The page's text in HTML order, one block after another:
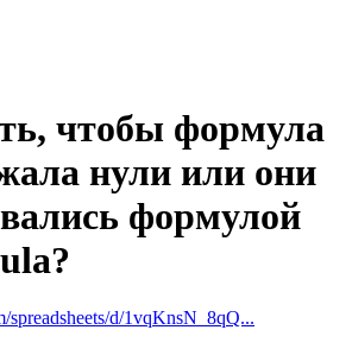
чтобы формула
нули или они
формулой
spreadsheets/d/1vqKnsN_8qQ...